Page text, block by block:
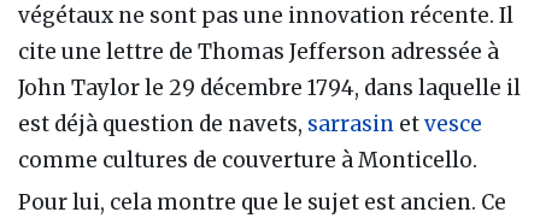
végétaux ne sont pas une innovation récente. Il
cite une lettre de Thomas Jefferson adressée à
John Taylor le 29 décembre 1794, dans laquelle il
est déjà question de navets, sarrasin etvesce
comme cultures de couverture à Monticello.
Pour lui, cela montre que le sujet est ancien. Ce